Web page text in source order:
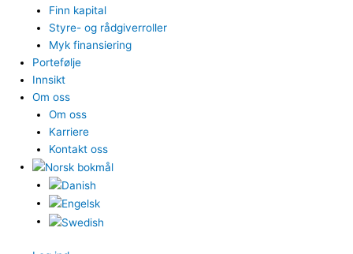
Finn kapital
Styre- og rådgiverroller
Myk finansiering
Portefølje
Innsikt
Om oss
Om oss
Karriere
Kontakt oss